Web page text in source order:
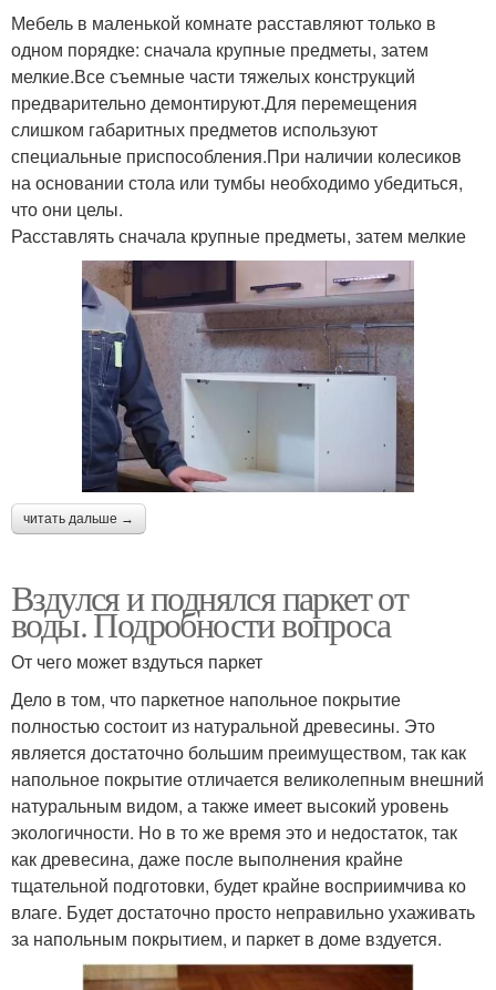
Мебель в маленькой комнате расставляют только в
одном порядке: сначала крупные предметы, затем
мелкие.Все съемные части тяжелых конструкций
предварительно демонтируют.Для перемещения
слишком габаритных предметов используют
специальные приспособления.При наличии колесиков
на основании стола или тумбы необходимо убедиться,
что они целы.
Расставлять сначала крупные предметы, затем мелкие
читать дальше →
Вздулся и поднялся паркет от
воды. Подробности вопроса
От чего может вздуться паркет
Дело в том, что паркетное напольное покрытие
полностью состоит из натуральной древесины. Это
является достаточно большим преимуществом, так как
напольное покрытие отличается великолепным внешний
натуральным видом, а также имеет высокий уровень
экологичности. Но в то же время это и недостаток, так
как древесина, даже после выполнения крайне
тщательной подготовки, будет крайне восприимчива ко
влаге. Будет достаточно просто неправильно ухаживать
за напольным покрытием, и паркет в доме вздуется.